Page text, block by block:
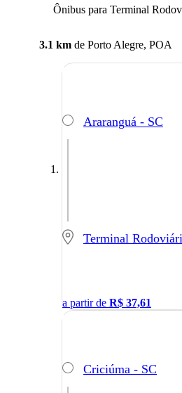
Ônibus para Terminal
3.1 km de Porto Alegre, POA
Araranguá - SC
a partir de R$ 37,61
Criciúma - SC